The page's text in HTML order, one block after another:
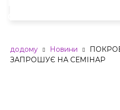
додому Новини
ЗАПРОШУЄ НА СЕМІНАР